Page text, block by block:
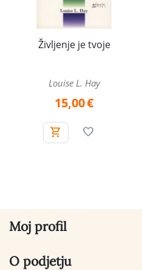
Življenje je tvoje
Louise L. Hay
15,00€
Moj profil
O podjetju